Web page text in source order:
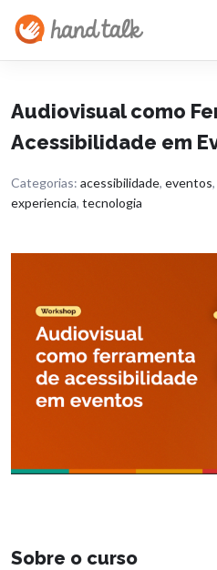
Audiovisual como
Acessibilidade em
Categorias: acessibilidade, eventos,
experiencia, tecnologia
Sobre o curso